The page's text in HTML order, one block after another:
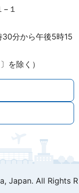
１
分から午後5時15
を除く）
Japan. All Rights R